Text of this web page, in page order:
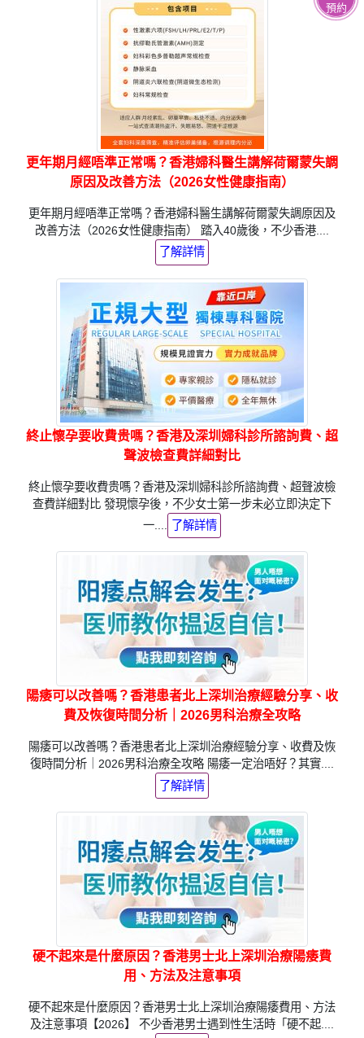
更年期月經唔準正常嗎？香港婦科醫生講解荷爾蒙失調
原因及改善方法（2026女性健康指南）
更年期月經唔準正常嗎？香港婦科醫生講解荷爾蒙失調原因及
改善方法（2026女性健康指南） 踏入40歲後，不少香港....
了解詳情
終止懷孕要收費贵嗎？香港及深圳婦科診所諮詢費、超
聲波檢查費詳細對比
終止懷孕要收費贵嗎？香港及深圳婦科診所諮詢費、超聲波檢
查費詳細對比 發現懷孕後，不少女士第一步未必立即決定下
一....
了解詳情
陽痿可以改善嗎？香港患者北上深圳治療經驗分享、收
費及恢復時間分析｜2026男科治療全攻略
陽痿可以改善嗎？香港患者北上深圳治療經驗分享、收費及恢
復時間分析｜2026男科治療全攻略 陽痿一定治唔好？其實....
了解詳情
硬不起來是什麼原因？香港男士北上深圳治療陽痿費
用、方法及注意事項
硬不起來是什麼原因？香港男士北上深圳治療陽痿費用、方法
及注意事項【2026】 不少香港男士遇到性生活時「硬不起....
預約